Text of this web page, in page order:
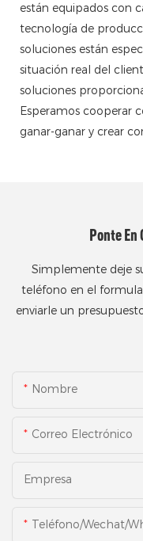
están equipados con
tecnología de
soluciones están
situación real del
soluciones
Esperamos cooperar
ganar-ganar y crear
Ponte En
Simplemente deje
teléfono en el
enviarle un
Nombre
Correo Electrónico
Empresa
Teléfono/Wechat/